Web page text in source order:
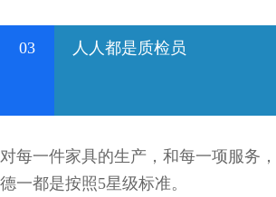
03 人人都是质检员
对每一件家具的生产，和每一项服务，
德一都是按照5星级标准。